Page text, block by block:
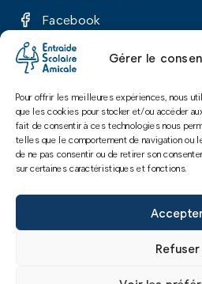
Gérer le
Pour offrir les meilleures expériences, nous
que les cookies pour stocker et/ou accéder
fait de consentir à ces technologies nous
telles que le comportement de navigation ou
de ne pas consentir ou de retirer son
sur certaines caractéristiques et fonctions.
Accepter
Refuser
Facebook
Instagram
LinkedIn
YouTube
1-3 rue Frédérick Lemaître -